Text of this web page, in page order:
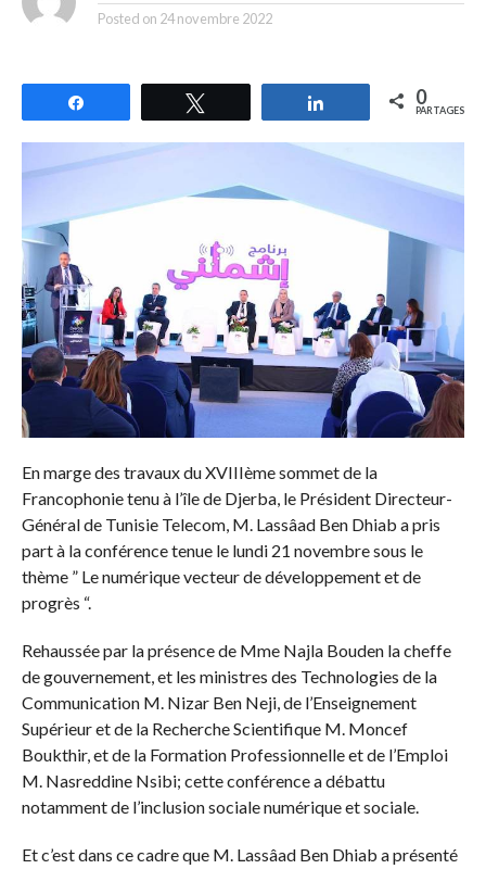
Posted on 24 novembre 2022
Partagez 0
PARTAGES
En marge des travaux du XVIIIème sommet de la
Francophonie tenu à l’île de Djerba, le Président Directeur-
Général de Tunisie Telecom, M. Lassâad Ben Dhiab a pris
part à la conférence tenue le lundi 21 novembre sous le
thème ” Le numérique vecteur de développement et de
progrès “.
Rehaussée par la présence de Mme Najla Bouden la cheffe
de gouvernement, et les ministres des Technologies de la
Communication M. Nizar Ben Neji, de l’Enseignement
Supérieur et de la Recherche Scientifique M. Moncef
Boukthir, et de la Formation Professionnelle et de l’Emploi
M. Nasreddine Nsibi; cette conférence a débattu
notamment de l’inclusion sociale numérique et sociale.
Et c’est dans ce cadre que M. Lassâad Ben Dhiab a présenté